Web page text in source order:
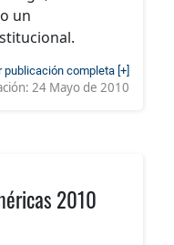
un
publicación completa [+]
24 Mayo de 2010
2010